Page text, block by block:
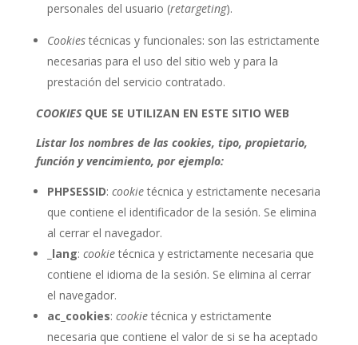
personales del usuario (retargeting).
Cookiestécnicas y funcionales: son las estrictamente
necesarias para el uso del sitio web y para la
prestación del servicio contratado.
COOKIES QUE SE UTILIZAN EN ESTE SITIO WEB
Listar los nombres de las cookies, tipo, propietario,
función y vencimiento, por ejemplo:
PHPSESSID: cookietécnica y estrictamente necesaria
que contiene el identificador de la sesión. Se elimina
al cerrar el navegador.
_lang: cookietécnica y estrictamente necesaria que
contiene el idioma de la sesión. Se elimina al cerrar
el navegador.
ac_cookies: cookietécnica y estrictamente
necesaria que contiene el valor de si se ha aceptado